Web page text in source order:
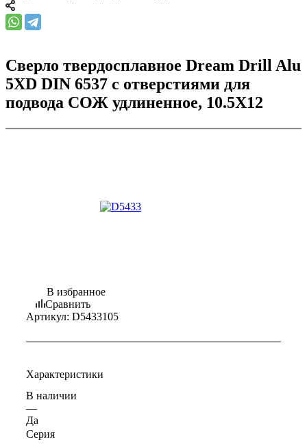
Сверло твердосплавное Dream Drill Alu
5XD DIN 6537 с отверстиями для
подвода СОЖ удлиненное, 10.5X12
В избранное
Сравнить
Артикул: D5433105
Характеристики
В наличии
—
Да
Серия